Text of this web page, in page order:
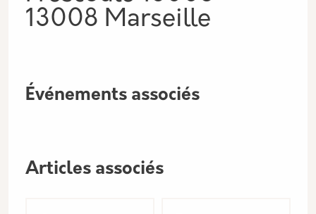
13008 Marseille
Événements associés
Articles associés